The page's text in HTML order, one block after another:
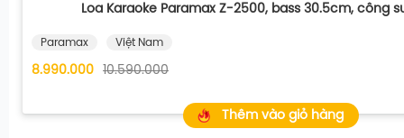
Loa Karaoke Paramax Z-2500, bass 30.5cm, công
Paramax Việt Nam
8.990.000 10.590.000
Thêm vào giỏ hàng